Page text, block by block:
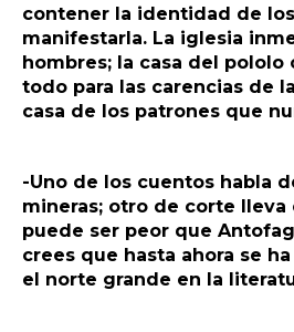
contener la identidad de
manifestarla. La iglesia
hombres; la casa del pololo
todo para las carencias de
casa de los patrones que
-Uno de los cuentos habla
mineras; otro de corte lleva
puede ser peor que
crees que hasta ahora se
el norte grande en la